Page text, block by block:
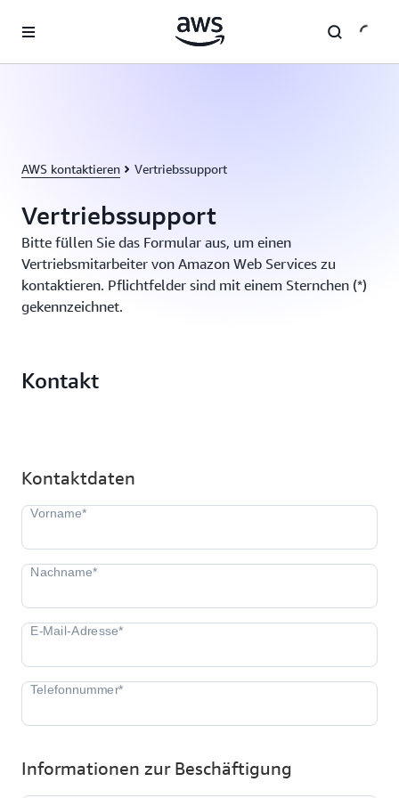
Überspringen zum Hauptinhalt
AWS kontaktieren Vertriebssupport
Vertriebssupport
Bitte füllen Sie das Formular aus, um einen
Vertriebsmitarbeiter von Amazon Web Services zu
kontaktieren. Pflichtfelder sind mit einem Sternchen (*)
gekennzeichnet.
Kontakt
Kontaktdaten
Informationen zur Beschäftigung